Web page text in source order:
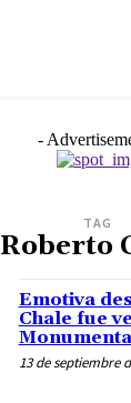
-
TAG
Roberto
Emotiva
Chale fue
13 de septiembre